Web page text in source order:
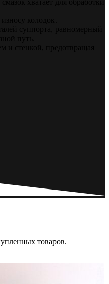
товаров.